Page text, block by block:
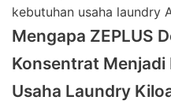
kebutuhan usaha laundry
Mengapa ZEPLUS
Konsentrat
Usaha Laundry